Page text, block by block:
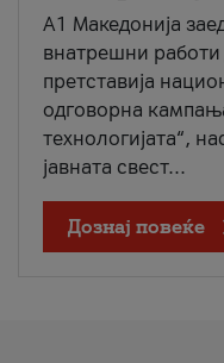
A1 Македонија
внатрешни работи
претставија
одговорна
технологијата“,
јавната свест...
Дознај повеќе